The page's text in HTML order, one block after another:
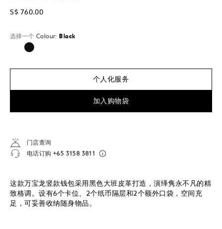
S$ 760.00
选择一个 Colour: Black
已选择
个人化服务
加入购物袋
门店查询
电话订购 +65 3158 3811
这款万宝龙竖款钱包采用黑色大班皮革打造，演绎隽永不凡的精
致格调。设有6个卡位、2个纸币隔层和2个额外口袋，空间充
足，可妥善收纳随身物品。